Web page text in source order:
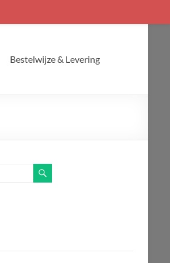
Bestelwijze & Levering